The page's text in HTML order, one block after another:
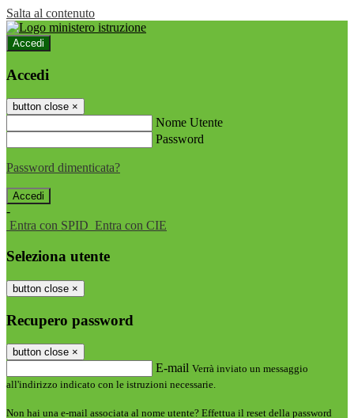
Salta al contenuto
Accedi
Accedi
button close ×
Nome Utente
Password
Password dimenticata?
-
Entra con SPID Entra con CIE
Seleziona utente
button close ×
Recupero password
button close ×
E-mail Verrà inviato un messaggio
all'indirizzo indicato con le istruzioni necessarie.
Non hai una e-mail associata al nome utente? Effettua il reset della password